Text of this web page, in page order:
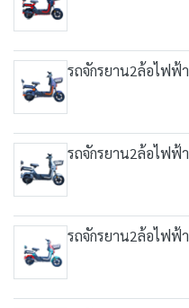
รถจักรยาน2ล้อไฟฟ้
รถจักรยาน2ล้อไฟฟ้
รถจักรยาน2ล้อไฟฟ้า